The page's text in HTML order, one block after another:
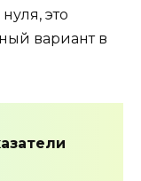
это
вариант в